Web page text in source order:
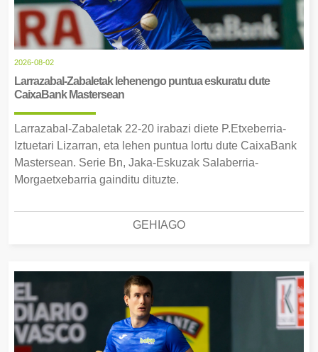
2026-08-02
Larrazabal-Zabaletak lehenengo puntua eskuratu dute
CaixaBank Mastersean
Larrazabal-Zabaletak 22-20 irabazi diete P.Etxeberria-
Iztuetari Lizarran, eta lehen puntua lortu dute CaixaBank
Mastersean. Serie Bn, Jaka-Eskuzak Salaberria-
Morgaetxebarria gainditu dituzte.
GEHIAGO